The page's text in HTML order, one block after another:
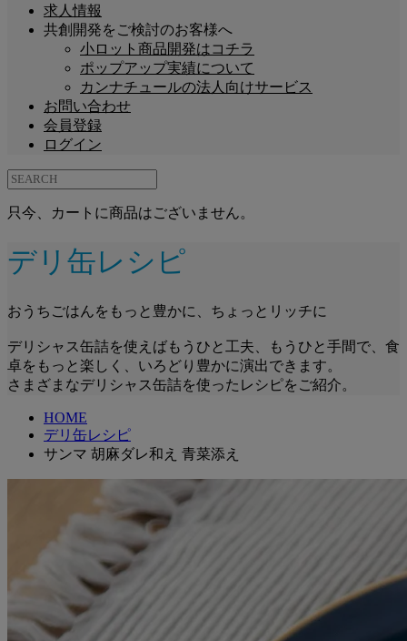
求人情報
共創開発をご検討のお客様へ
小ロット商品開発はコチラ
ポップアップ実績について
カンナチュールの法人向けサービス
お問い合わせ
会員登録
ログイン
只今、カートに商品はございません。
デリ缶レシピ
おうちごはんをもっと豊かに、ちょっとリッチに
デリシャス缶詰を使えばもうひと工夫、もうひと手間で、食
卓をもっと楽しく、いろどり豊かに演出できます。
さまざまなデリシャス缶詰を使ったレシピをご紹介。
HOME
デリ缶レシピ
サンマ 胡麻ダレ和え 青菜添え